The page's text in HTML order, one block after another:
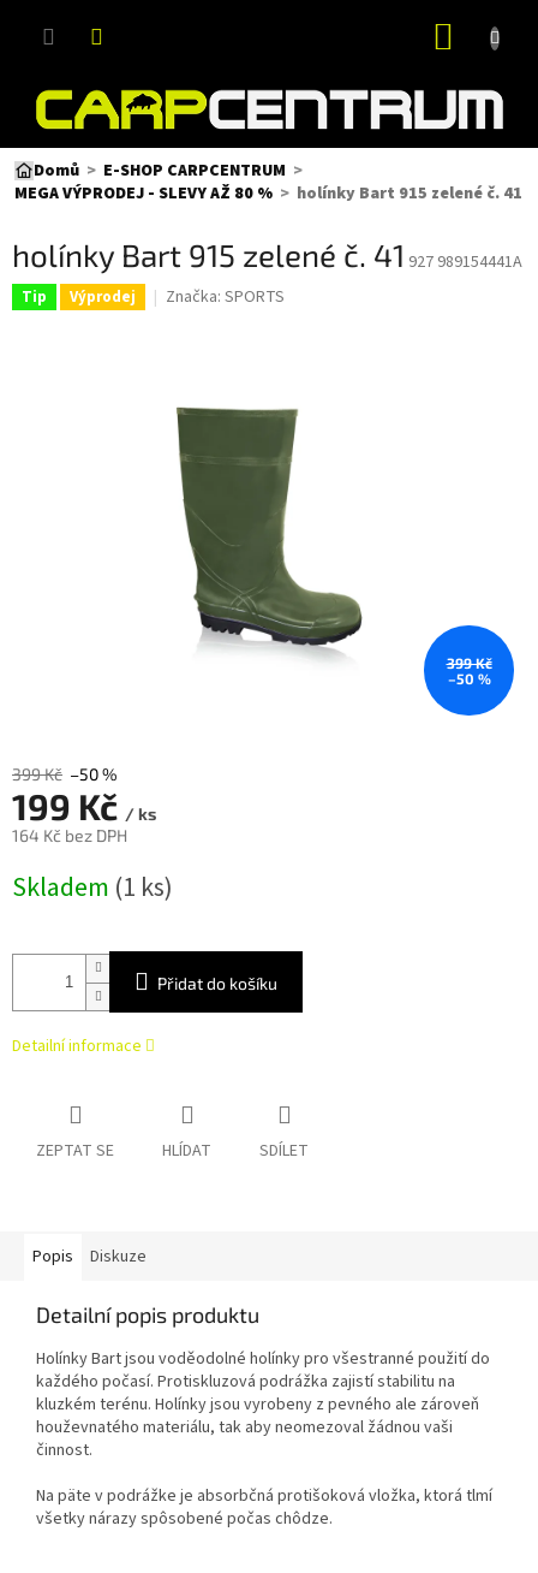
Domů
E-SHOP CARPCENTRUM
MEGA VÝPRODEJ - SLEVY AŽ 80 %
holínky Bart 915 zelené č. 41
holínky Bart 915 zelené č. 41 927 989154441A
Tip Výprodej Značka: SPORTS
399 Kč
–50 %
399 Kč –50 %
199 Kč / ks
164 Kč bez DPH
cena:
Skladem (1 ks)
Přidat do košíku
Detailní informace
ZEPTAT SE HLÍDAT SDÍLET
Popis Diskuze
Detailní popis produktu
Holínky Bart jsou voděodolné holínky pro všestranné použití do
každého počasí. Protiskluzová podrážka zajistí stabilitu na
kluzkém terénu. Holínky jsou vyrobeny z pevného ale zároveň
houževnatého materiálu, tak aby neomezoval žádnou vaši
činnost.
Na päte v podrážke je absorbčná protišoková vložka, ktorá tlmí
všetky nárazy spôsobené počas chôdze.